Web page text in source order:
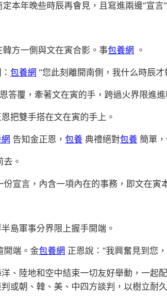
本年晚些時辰再會見，且寫進兩邊“宣言”
方一側與文在寅合影。事包養網 。
包養網 “您此刻離開南側，我什么時辰才
答覆，牽著文在寅的手，跨過火界限進進
把雙手搭在文在寅的手上。
告知金正恩， 包養 典禮絕對包養 簡單
。
份宣言，內含一項內在的事務，即文在寅
島軍事分界限上握手開端。
開端。金包養網 正恩說：“我興奮見到您
、陸地和空中結束一切友好舉動，一
或朝、韓、美、中四方談判，以樹立耐